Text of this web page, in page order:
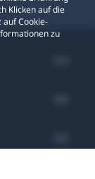
Klicken auf die
auf Cookie-
zu